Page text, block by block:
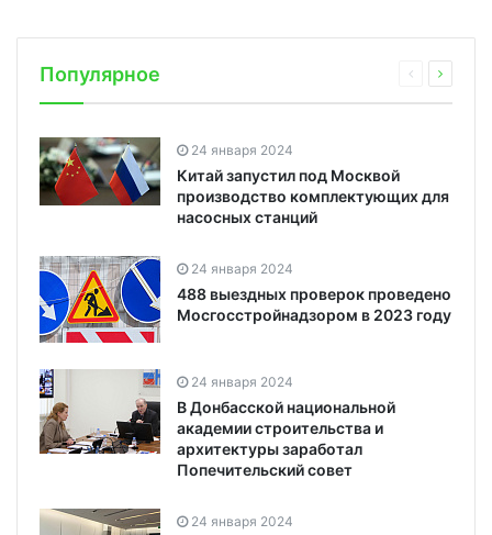
Популярное
24 января 2024
Китай запустил под Москвой
производство комплектующих для
насосных станций
24 января 2024
488 выездных проверок проведено
Мосгосстройнадзором в 2023 году
24 января 2024
В Донбасской национальной
академии строительства и
архитектуры заработал
Попечительский совет
24 января 2024